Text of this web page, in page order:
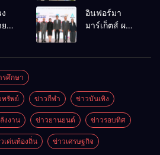
น
บ้านยอดเยี่ยม
มอบแหนบ
เกียรติยศแห่ง
น
รพี
นธ์
ใน
อินฟอร์มา
มาร์เก็ตส์ ผนึก
Thailand
2026 เชื่อม 4
งานใหญ่
สร้างโอกาส
ธุรกิจครบ
รศึกษา
รัพย์ ข่าวกีฬา ข่าวบันเทิง
งงาน ข่าวยานยนต์ ข่าวรอบทิศ
เด่นท้องถิ่น ข่าวเศรษฐกิจ